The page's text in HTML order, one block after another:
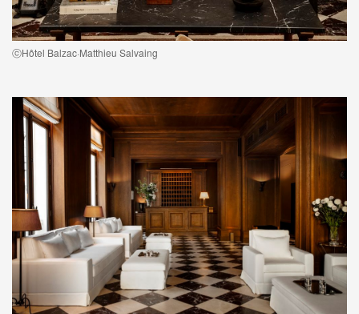
ⓒHôtel Balzac·Matthieu Salvaing